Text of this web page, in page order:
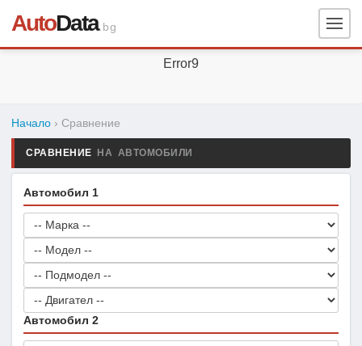
AutoData.bg
Error9
Начало › Сравнение
СРАВНЕНИЕ НА АВТОМОБИЛИ
Автомобил 1
Автомобил 2